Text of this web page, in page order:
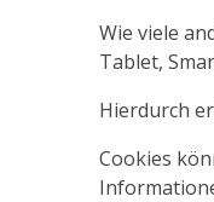
Wie viele
Tablet,
Hierdurch
Cookies